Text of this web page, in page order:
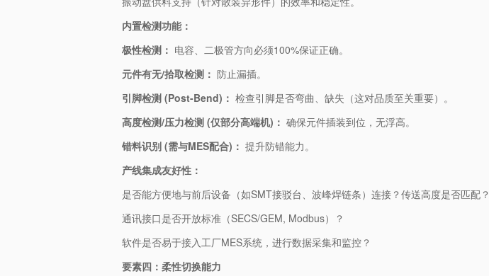
​内置检测功能：​
​极性检测：​ ​ 电容、二极管方向必须100%保证正确。
​元件有无/拾取检测：​ ​ 防止漏插。
​引脚检测 (Post-Bend)：​ ​ 检查引脚是否弯曲、缺失（这对品质至关重要）。
​高度检测/压力检测 (仅部分高端机)：​ ​ 确保元件插装到位，无浮高。
​错料识别 (需与MES配合)：​ ​ 提升防错能力。
​产线集成友好性：​
是否能方便地与前后设备（如SMT接驳台、波峰焊链条）连接？传送高度是否匹配？
通讯接口是否开放标准（SECS/GEM, Modbus）？
软件是否易于接入工厂MES系统，进行数据采集和监控？
​要素四：柔性切换能力​